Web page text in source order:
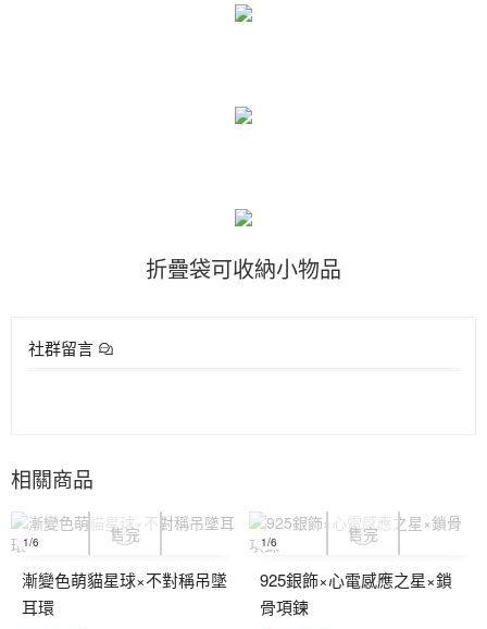
折疊袋可收納小物品
社群留言
相關商品
1/6
漸變色萌貓星球×不對稱吊墜
耳環
1/6
925銀飾×心電感應之星×鎖
骨項鍊